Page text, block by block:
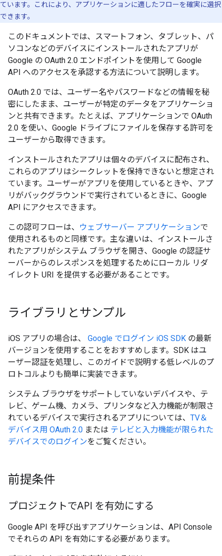
ています。これにより、アプリケーションに適したフローを確実に選択
できます。
このドキュメントでは、スマートフォン、タブレット、パ
ソコンなどのデバイスにインストールされたアプリが
Google の OAuth 2.0 エンドポイントを使用して Google
API へのアクセスを承認する方法について説明します。
OAuth 2.0 では、ユーザー名やパスワードなどの情報を秘
密にしたまま、ユーザーが特定のデータをアプリケーショ
ンと共有できます。たとえば、アプリケーションで OAuth
2.0 を使い、Google ドライブにファイルを保存する許可を
ユーザーから取得できます。
インストールされたアプリは個々のデバイスに配布され、
これらのアプリはシークレットを保持できないと想定され
ています。ユーザーがアプリを使用しているときや、アプ
リがバックグラウンドで実行されているときに、Google
API にアクセスできます。
この認可フローは、 ウェブサーバー アプリケーションで
使用されるものと同様です。主な違いは、インストールさ
れたアプリがシステム ブラウザを開き、Google の認証サ
ーバーからのレスポンスを処理するためにローカル リダ
イレクト URI を提供する必要があることです。
ライブラリとサンプル
iOS アプリの場合は、 Google でログイン iOS SDK の最新
バージョンを使用することをおすすめします。SDK はユ
ーザー認証を処理し、このガイドで説明する低レベルのプ
ロトコルよりも簡単に実装できます。
システム ブラウザをサポートしていないデバイスや、テ
レビ、ゲーム機、カメラ、プリンタなど入力機能が制限さ
れているデバイスで実行されるアプリについては、 TV＆
デバイス用 OAuth 2.0 または テレビと入力機能が限られた
デバイスでのログインをご覧ください。
前提条件
プロジェクトでAPI を有効にする
Google API を呼び出すアプリケーションは、API Console
でそれらの API を有効にする必要があります。